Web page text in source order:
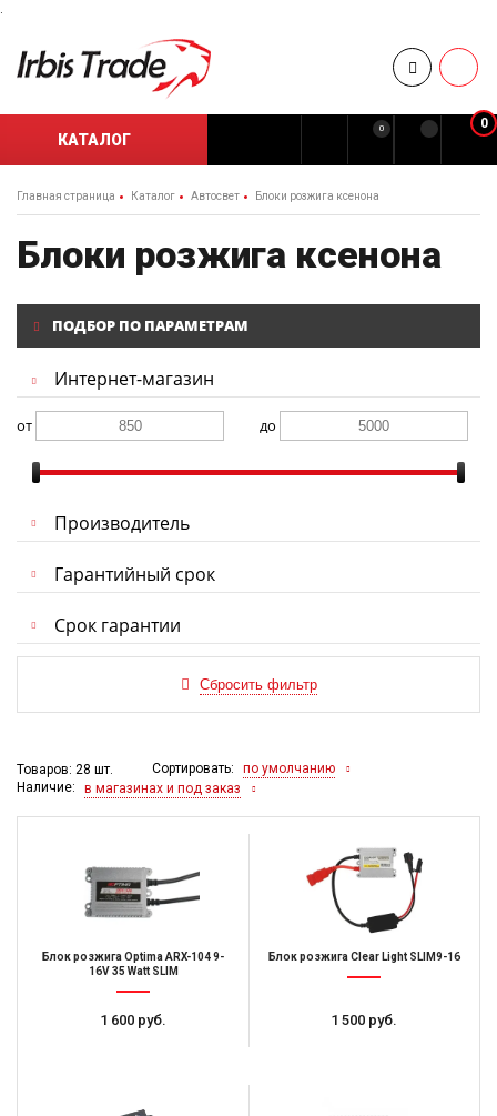
.
КАТАЛОГ
0 0
Главная страница Каталог Автосвет Блоки розжига ксенона
Блоки розжига ксенона
ПОДБОР ПО ПАРАМЕТРАМ
Интернет-магазин
от до
Производитель
Гарантийный срок
Срок гарантии
Товаров: 28 шт. Сортировать:
по умолчанию
Наличие:
в магазинах и под заказ
Блок розжига Optima ARX-104 9-
16V 35 Watt SLIM
1 600 руб.
Блок розжига Clear Light SLIM9-16
1 500 руб.